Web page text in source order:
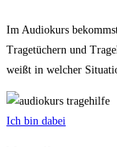
Im Audiokurs
Tragetüchern und
weißt in welcher
Ich bin dabei